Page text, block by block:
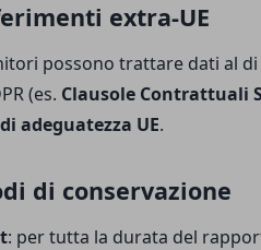
extra-UE
possono trattare dati al di
(es. Clausole Contrattuali
adeguatezza UE.
di conservazione
: per tutta la durata del